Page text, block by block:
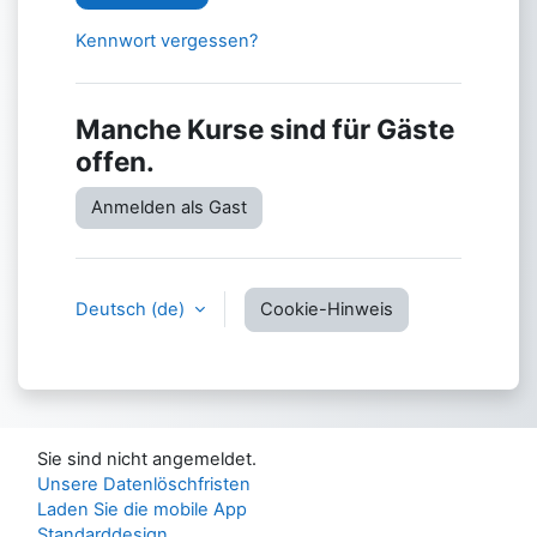
Kennwort vergessen?
Manche Kurse sind für Gäste
offen.
Anmelden als Gast
Deutsch ‎(de)‎ Cookie-Hinweis
Sie sind nicht angemeldet.
Unsere Datenlöschfristen
Laden Sie die mobile App